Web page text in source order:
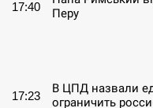
17:40
Перу
17:23
В ЦПД назвали
ограничить